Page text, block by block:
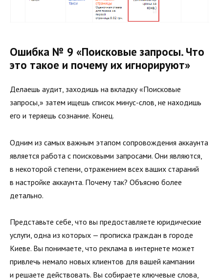
Ошибка № 9 «Поисковые запросы. Что
это такое и почему их игнорируют»
Делаешь аудит, заходишь на вкладку «Поисковые
запросы,» затем ищешь список минус-слов, не находишь
его и теряешь сознание. Конец.
Одним из самых важным этапом сопровождения аккаунта
является работа с поисковыми запросами. Они являются,
в некоторой степени, отражением всех ваших стараний
в настройке аккаунта. Почему так? Объясню более
детально.
Представьте себе, что вы предоставляете юридические
услуги, одна из которых — прописка граждан в городе
Киеве. Вы понимаете, что реклама в интернете может
привлечь немало новых клиентов для вашей кампании
и решаете действовать. Вы собираете ключевые слова,